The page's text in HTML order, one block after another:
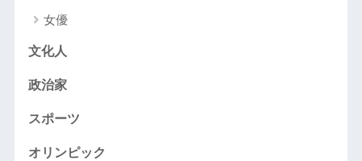
女優
文化人
政治家
スポーツ
オリンピック